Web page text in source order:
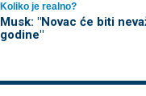
Koliko je realno?
Musk: "Novac će biti
godine"